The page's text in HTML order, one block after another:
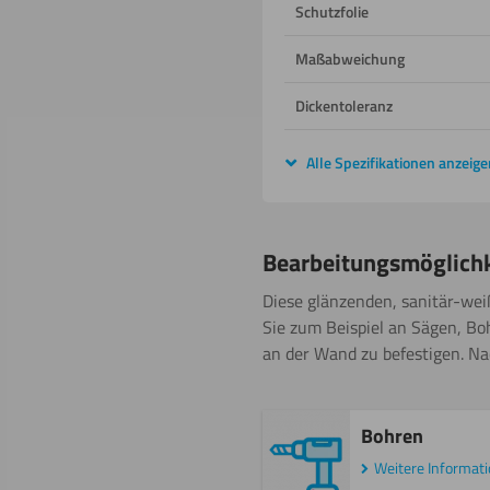
Schutzfolie
Maßabweichung
Dickentoleranz
Alle Spezifikationen
Diese glänzenden, sanitär-
Sie zum Beispiel an Sägen,
an der Wand zu befestigen.
Bohren
Weitere